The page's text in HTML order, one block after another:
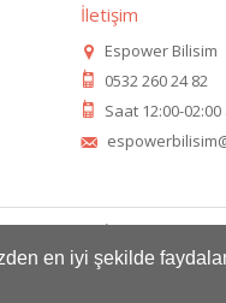
en iyi şekilde
İletişim
Espower Bilisim
0532 260 24 82
Saat 12:00-
Haritası
İletişim